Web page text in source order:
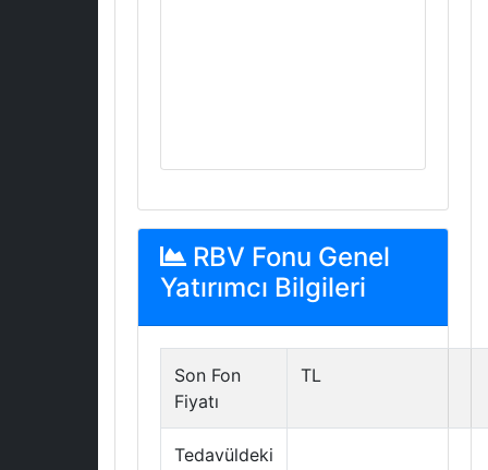
RBV Fonu Genel
Yatırımcı Bilgileri
Son Fon
Fiyatı
TL
Tedavüldeki